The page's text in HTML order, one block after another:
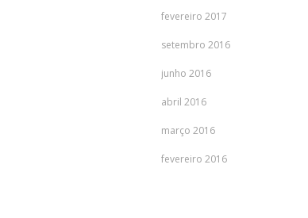
fevereiro 2017
setembro 2016
junho 2016
abril 2016
março 2016
fevereiro 2016